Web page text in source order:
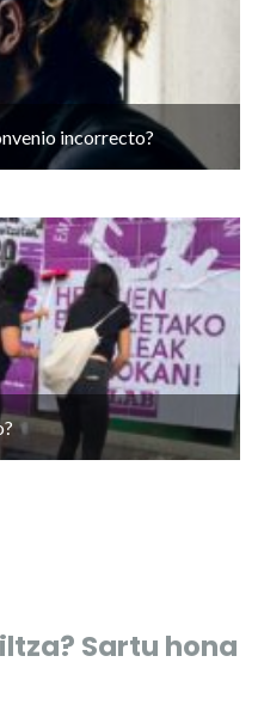
incorrecto?
Sartu hona